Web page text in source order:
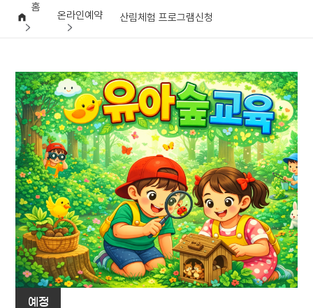
홈
온라인예약 산림체험 프로그램신청
예정